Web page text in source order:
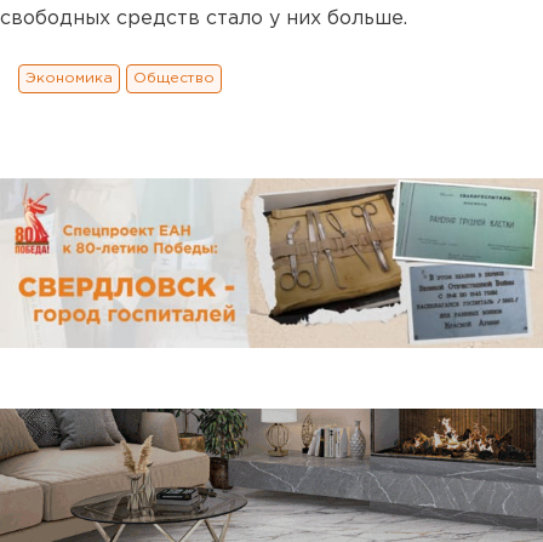
свободных средств стало у них больше.
Экономика Общество